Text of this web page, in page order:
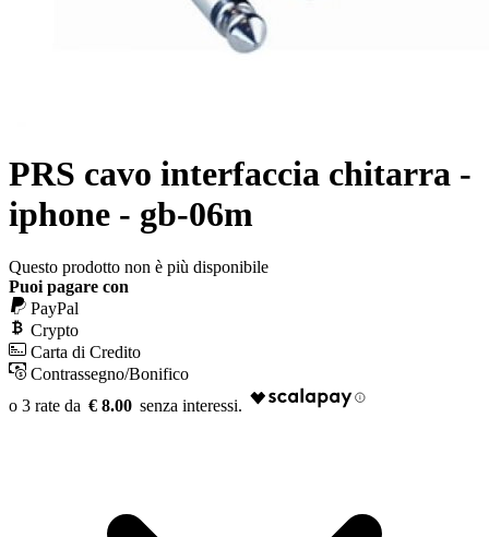
PRS cavo interfaccia chitarra -
iphone - gb-06m
Questo prodotto non è più disponibile
Puoi pagare con
PayPal
Crypto
Carta di Credito
Contrassegno/Bonifico
€ 8.00